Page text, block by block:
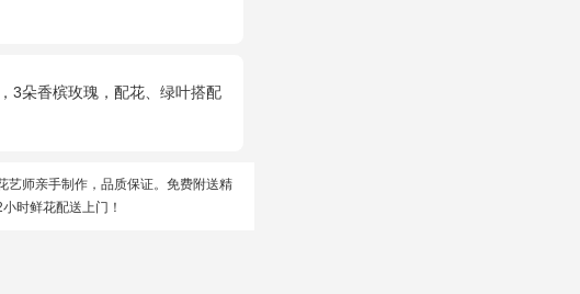
3朵香槟玫瑰，配花、绿叶搭配
艺师亲手制作，品质保证。免费附送精
时鲜花配送上门！